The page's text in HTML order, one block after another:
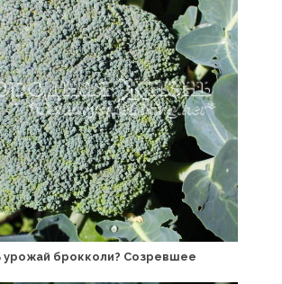
урожай брокколи? Созревшее